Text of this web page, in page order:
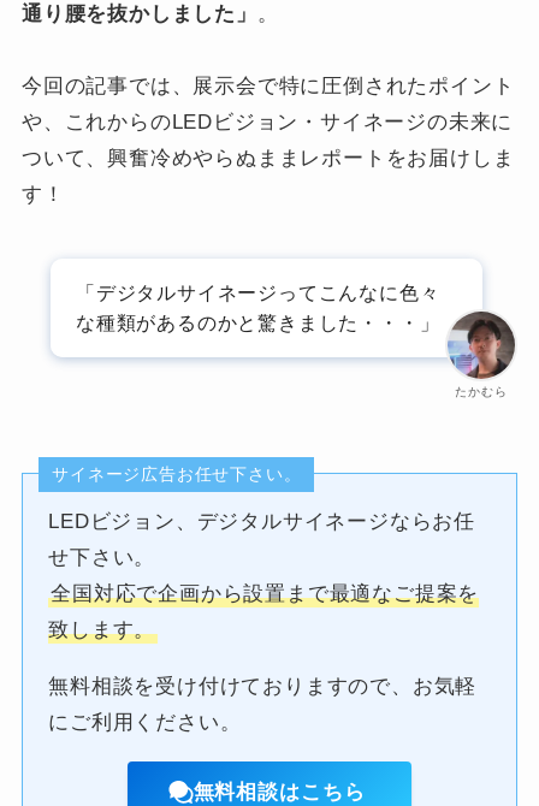
通り腰を抜かしました」 。
今回の記事では、展示会で特に圧倒されたポイント
や、これからのLEDビジョン・サイネージの未来に
ついて、興奮冷めやらぬままレポートをお届けしま
す！
たかむら
「デジタルサイネージってこんなに色々
な種類があるのかと驚きました・・・」
サイネージ広告お任せ下さい。
LEDビジョン、デジタルサイネージならお任
せ下さい。
全国対応で企画から設置まで最適なご提案を
致します。
無料相談を受け付けておりますので、お気軽
にご利用ください。
無料相談はこちら